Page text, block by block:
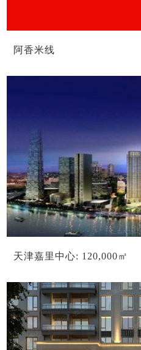
阿香米线
天津嘉里中心: 120,000㎡